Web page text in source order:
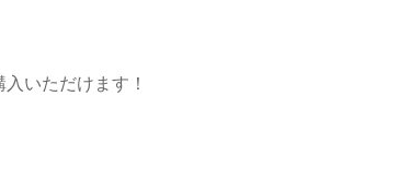
いただけます！